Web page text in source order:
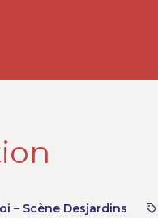
– Scène Desjardins